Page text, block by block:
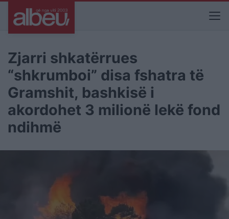
Zjarri shkatërrues
“shkrumboi” disa fshatra të
Gramshit, bashkisë i
akordohet 3 milionë lekë fond
ndihmë